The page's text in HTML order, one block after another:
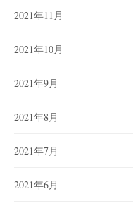
2021年11月
2021年10月
2021年9月
2021年8月
2021年7月
2021年6月